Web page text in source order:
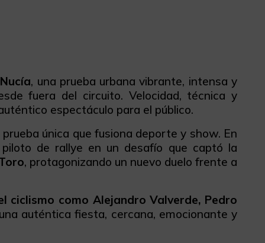
, una prueba urbana vibrante, intensa y
fuera del circuito. Velocidad, técnica y
espectáculo para el público.
prueba única que fusiona deporte y show. En
de rallye en un desafío que captó la
, protagonizando un nuevo duelo frente a
ciclismo como Alejandro Valverde, Pedro
auténtica fiesta, cercana, emocionante y